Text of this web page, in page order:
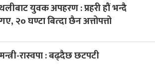
युवक अपहरण : प्रहरी हौं भन्दै
२० घण्टा बित्दा छैन अत्तोपत्तो
रास्वपा : बढ्दैछ छटपटी